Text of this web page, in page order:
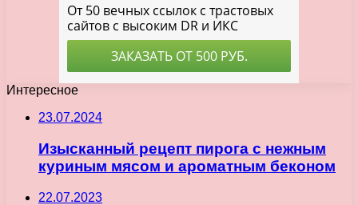
Интересное
23.07.2024
Изысканный рецепт пирога с нежным
куриным мясом и ароматным беконом
22.07.2023